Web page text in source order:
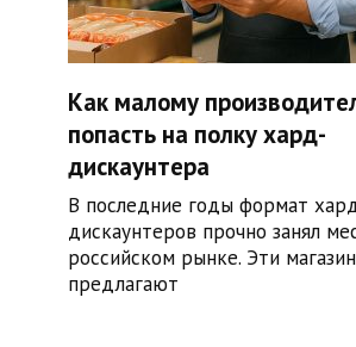
Как малому
попасть на полку хард-
дискаунтера
В последние годы формат
дискаунтеров прочно занял
российском рынке. Эти
предлагают